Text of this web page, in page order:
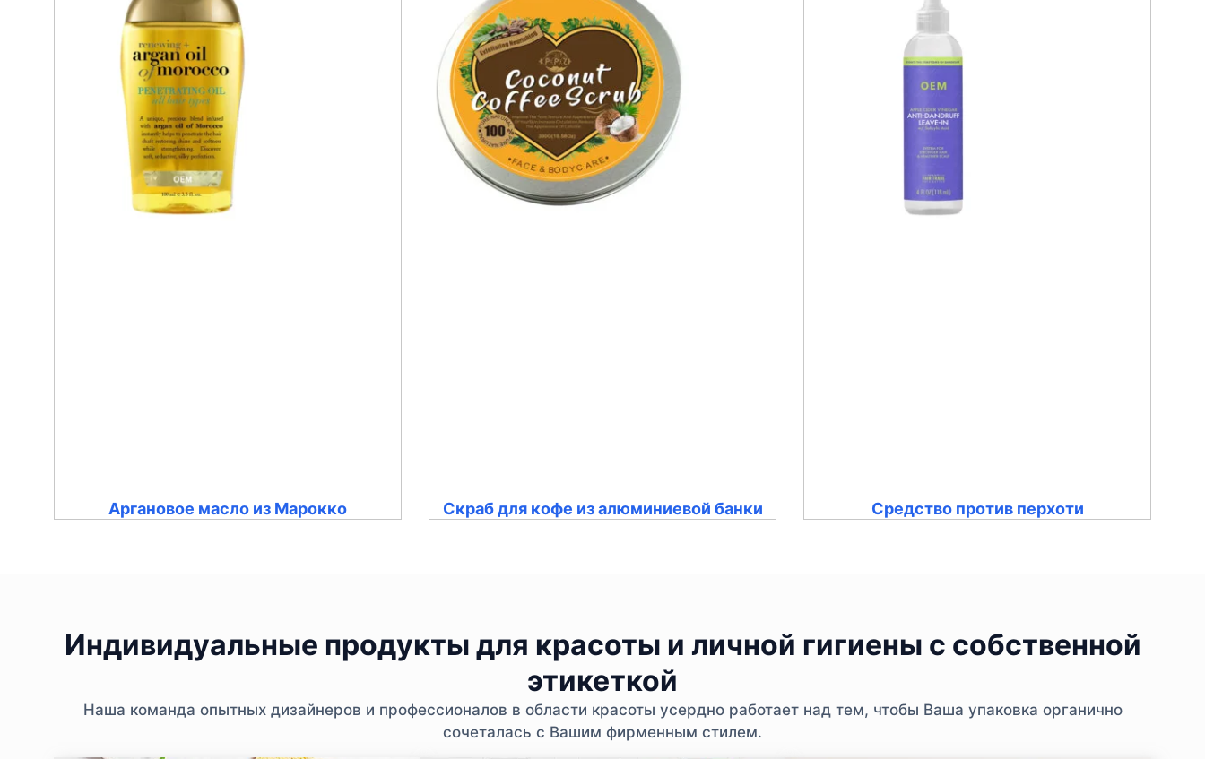
Аргановое масло из Марокко Скраб для кофе из алюминиевой банки Средство против перхоти
Индивидуальные продукты для красоты и личной гигиены с собственной
этикеткой
Наша команда опытных дизайнеров и профессионалов в области красоты усердно работает над тем, чтобы Ваша упаковка органично
сочеталась с Вашим фирменным стилем.